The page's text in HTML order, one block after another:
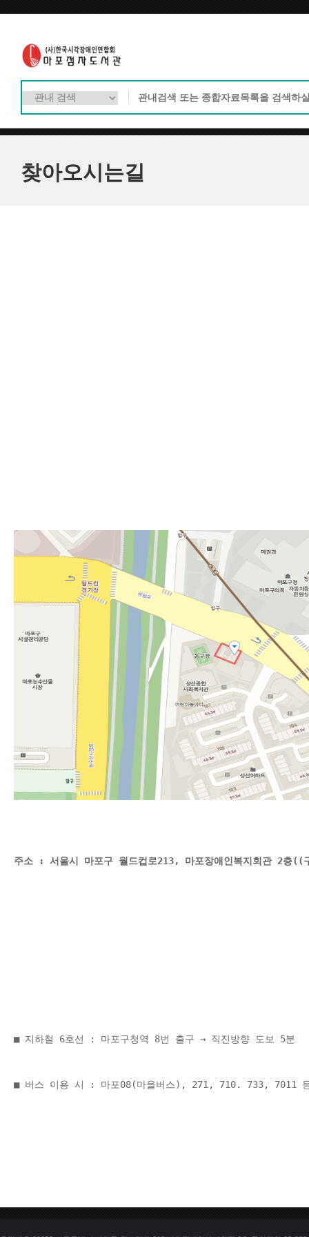
찾아오시는길
주소 : 서울시 마포구 월드컵로213, 마포장애인복지회관 2층((
■ 지하철 6호선 : 마포구청역 8번 출구 → 직진방향 도보 5분
■ 버스 이용 시 : 마포08(마을버스), 271, 710. 733, 7011 등